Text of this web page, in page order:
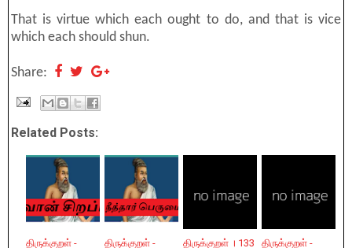
That is virtue which each ought to do, and that is vice
which each should shun.
Share:
Related Posts:
திருக்குறள் -
திருக்குறள் -
திருக்குறள் । 133
திருக்குறள் -